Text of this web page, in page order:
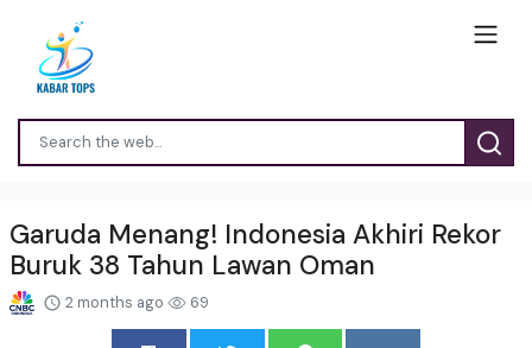
Garuda Menang! Indonesia Akhiri Rekor
Buruk 38 Tahun Lawan Oman
2 months ago 69